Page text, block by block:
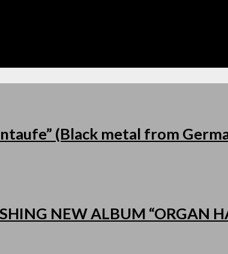
(Black metal from
NEW ALBUM “ORGAN